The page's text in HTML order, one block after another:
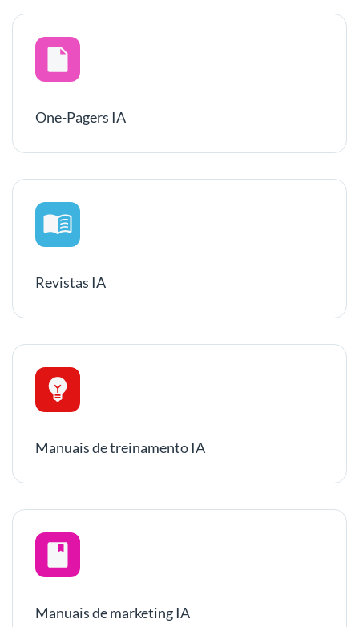
One-Pagers IA
Revistas IA
Manuais de treinamento IA
Manuais de marketing IA